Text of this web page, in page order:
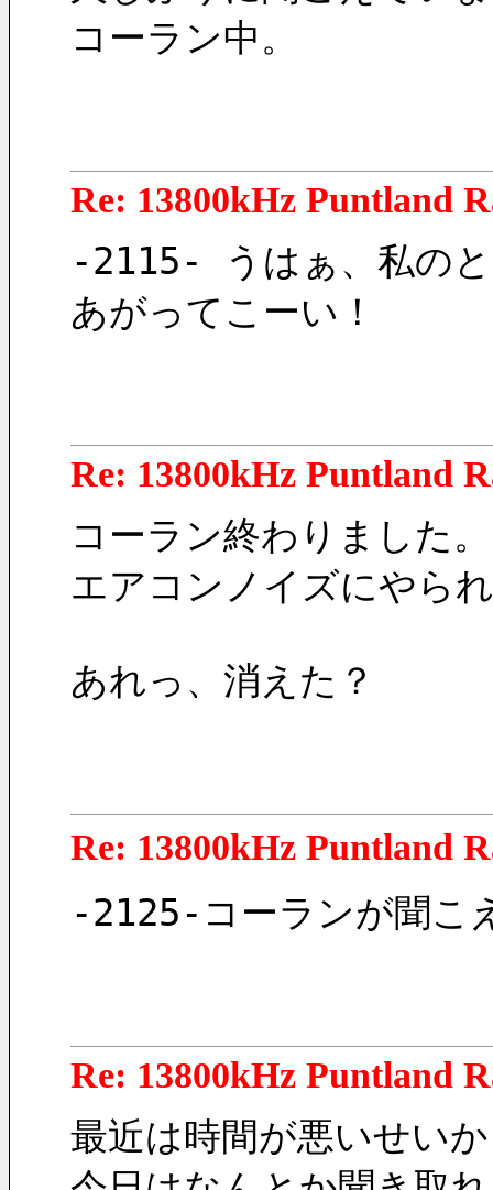
コーラン中。
Re: 13800kHz Puntland
-2115- うはぁ、私の
あがってこーい！
Re: 13800kHz Puntland
コーラン終わりました。
エアコンノイズにやら
あれっ、消えた？
Re: 13800kHz Puntland
-2125-コーランが聞こ
Re: 13800kHz Puntland
最近は時間が悪いせい